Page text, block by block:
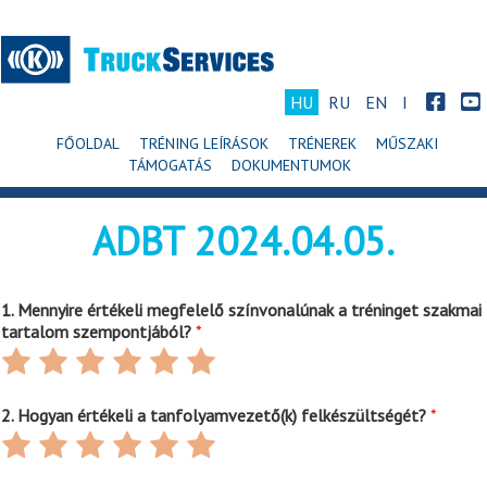
HU RU EN I
FŐOLDAL TRÉNING LEÍRÁSOK TRÉNEREK
MŰSZAKI
TÁMOGATÁS
DOKUMENTUMOK
ADBT 2024.04.05.
1. Mennyire értékeli megfelelő színvonalúnak a tréninget szakmai
tartalom szempontjából? *
Rate
1
of
6
Rate
2
of
6
Rate
3
of
6
Rate
4
of
6
Rate
5
of
6
Rate
6
of
6
2. Hogyan értékeli a tanfolyamvezető(k) felkészültségét? *
Rate
1
Rate
2
Rate
3
Rate
4
Rate
5
Rate
6